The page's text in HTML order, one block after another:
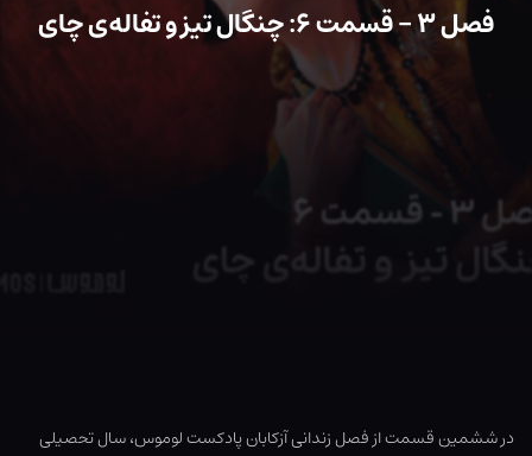
فصل ۳ – قسمت ۶: چنگال تیز و تفاله‌ی چای
در ششمین قسمت از فصل زندانی آزکابان پادکست لوموس، سال تحصیلی